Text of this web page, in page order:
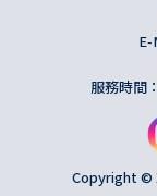
E-
服務時間
Copyright ©